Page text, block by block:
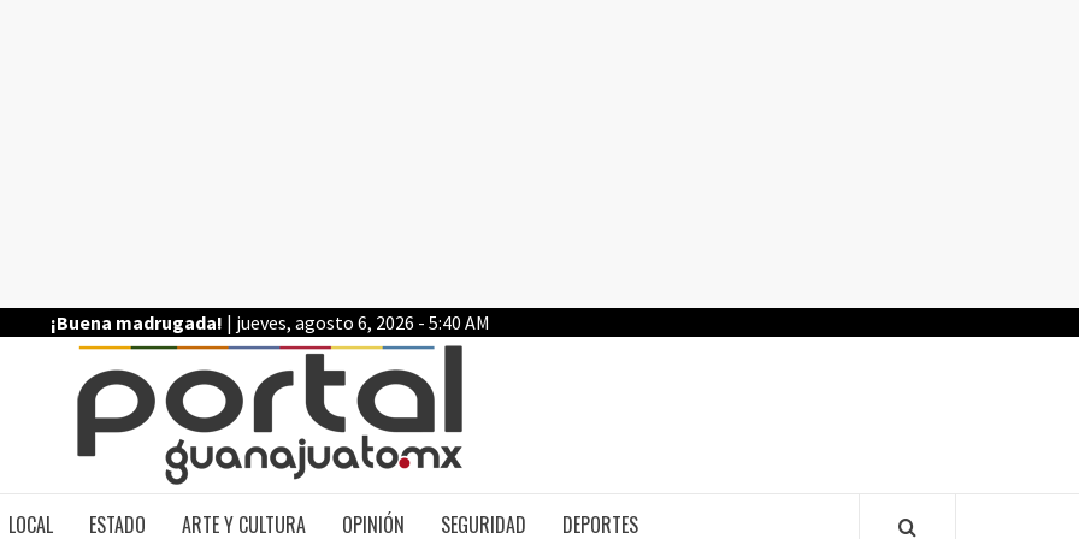
¡Buena madrugada! | jueves, agosto 6, 2026 - 5:40 AM
LOCAL ESTADO ARTE Y CULTURA OPINIÓN SEGURIDAD DEPORTES